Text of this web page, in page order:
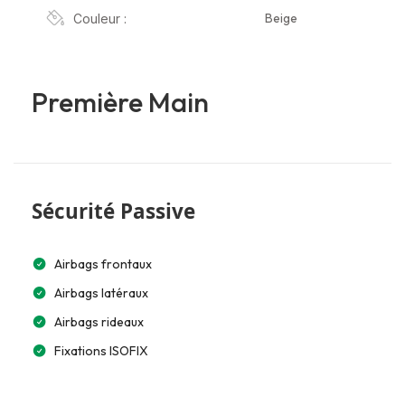
Couleur : Beige
Première Main
Sécurité Passive
Airbags frontaux
Airbags latéraux
Airbags rideaux
Fixations ISOFIX